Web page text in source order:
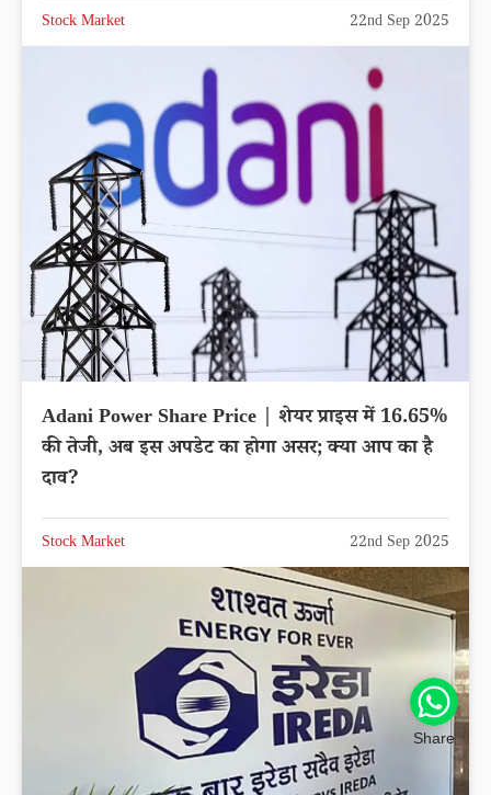
Stock Market 22nd Sep 2025
Adani Power Share Price | शेयर प्राइस में 16.65%
की तेजी, अब इस अपडेट का होगा असर; क्या आप का है
दाव?
Stock Market 22nd Sep 2025
Share